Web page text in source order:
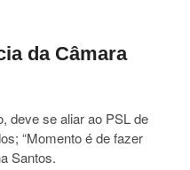
da Câmara
deve se aliar ao PSL de
“Momento é de fazer
Santos.